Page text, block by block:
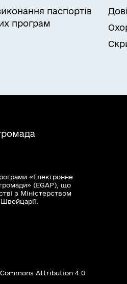
паспортів
програм
«Електронне
громади» (EGAP), що
з Міністерством
Commons Attribution 4.0